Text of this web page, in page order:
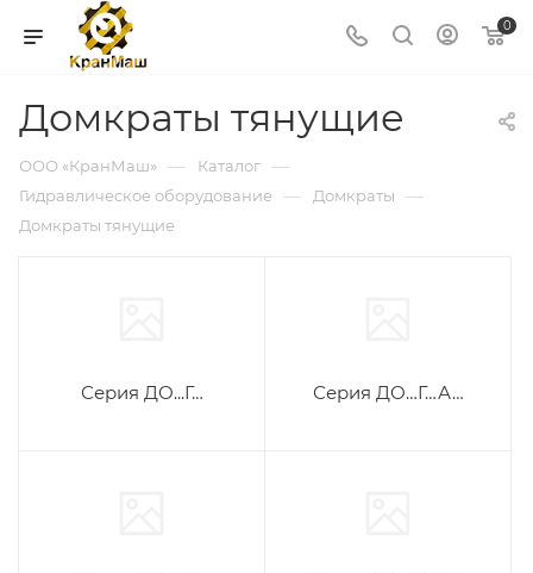
0
Домкраты тянущие
ООО «КранМаш» — Каталог —
Гидравлическое оборудование — Домкраты —
Домкраты тянущие
Серия ДО...Г… Серия ДО…Г…А…